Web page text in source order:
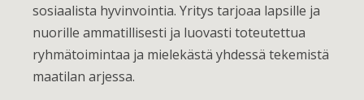
sosiaalista hyvinvointia. Yritys tarjoaa lapsille ja
nuorille ammatillisesti ja luovasti toteutettua
ryhmätoimintaa ja mielekästä yhdessä tekemistä
maatilan arjessa.